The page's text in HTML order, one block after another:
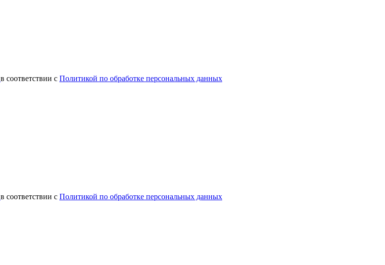
в соответствии с Политикой по обработке персональных данных
в соответствии с Политикой по обработке персональных данных